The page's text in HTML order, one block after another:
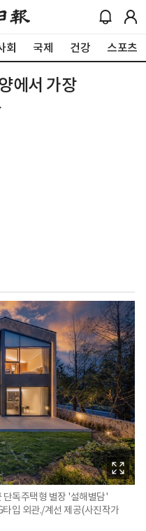
회 국제 건강 스포츠
에서 가장
단독주택형 별장 '설해별담'
입 외관./계선 제공(사진작가